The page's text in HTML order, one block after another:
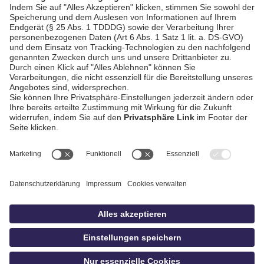
AGB / Gewinnspiele
Datenschutz
Impressum
idowa
Privatsphäre